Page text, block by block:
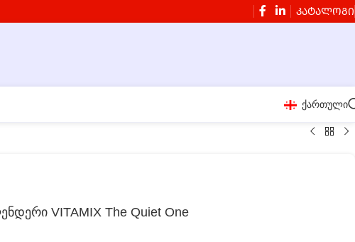
ᲙᲐᲢᲐᲚᲝᲒᲘ
ქართული
VITAMIX The Quiet One